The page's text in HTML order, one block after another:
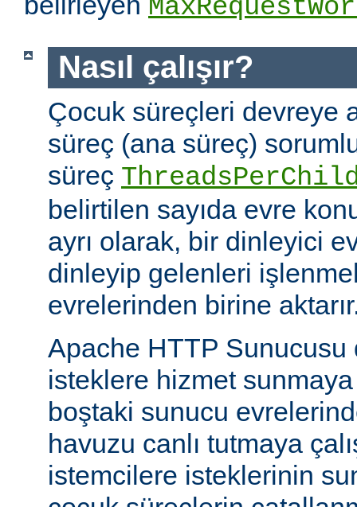
Nasıl çalışır?
Çocuk süreçleri devreye
süreç (ana süreç)
süreç
belirtilen sayıda evre
ayrı olarak, bir dinleyici
dinleyip gelenleri
evrelerinden birine
Apache HTTP Sunucusu
isteklere hizmet
boştaki sunucu
havuzu canlı tutmaya
istemcilere isteklerinin